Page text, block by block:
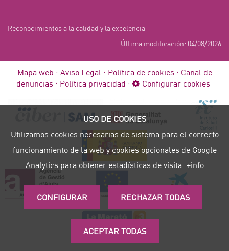
USO DE COOKIES
Utilizamos cookies necesarias de sistema para el correcto
funcionamiento de la web y cookies opcionales de Google
Analytics para obtener estadísticas de visita. +info
CONFIGURAR RECHAZAR TODAS
ACEPTAR TODAS
Reconocimientos a la calidad y la excelencia
Última modificación: 04/08/2026
Mapa web Aviso Legal Política de cookies
Canal de
denuncias
Política privacidad Configurar cookies